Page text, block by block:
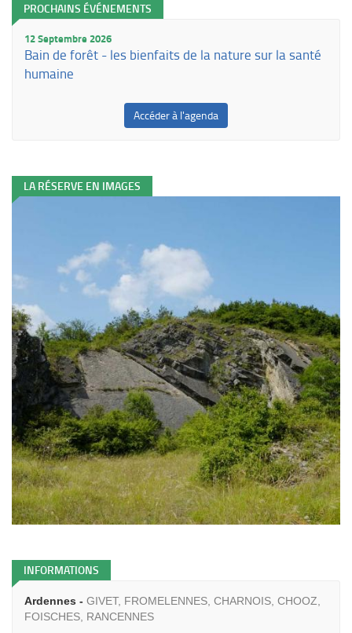
PROCHAINS ÉVÉNEMENTS
12 Septembre 2026
Bain de forêt - les bienfaits de la nature sur la santé
humaine
Accéder à l'agenda
LA RÉSERVE EN IMAGES
INFORMATIONS
Ardennes - GIVET, FROMELENNES, CHARNOIS, CHOOZ,
FOISCHES, RANCENNES